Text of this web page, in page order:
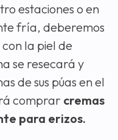
estaciones o en
fría, deberemos
la piel de
se resecará y
de sus púas en el
comprar cremas
para erizos.